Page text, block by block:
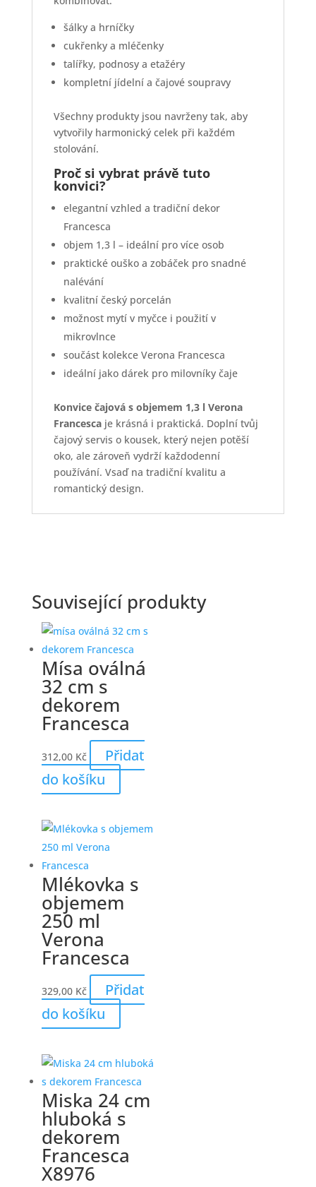
šálky a hrníčky
cukřenky a mléčenky
talířky, podnosy a etažéry
kompletní jídelní a čajové soupravy
Všechny produkty jsou navrženy tak, aby
vytvořily harmonický celek při každém
stolování.
Proč si vybrat právě tuto
konvici?
elegantní vzhled a tradiční dekor
Francesca
objem 1,3 l – ideální pro více osob
praktické ouško a zobáček pro snadné
nalévání
kvalitní český porcelán
možnost mytí v myčce i použití v
mikrovlnce
součást kolekce Verona Francesca
ideální jako dárek pro milovníky čaje
Konvice čajová s objemem 1,3 l Verona
Francescaje krásná i praktická. Doplní tvůj
čajový servis o kousek, který nejen potěší
oko, ale zároveň vydrží každodenní
používání. Vsaď na tradiční kvalitu a
romantický design.
Související produkty
Mísa oválná
32 cm s
dekorem
Francesca
312,00 Kč
Přidat
do košíku
Mlékovka s
objemem
250 ml
Verona
Francesca
329,00 Kč
Přidat
do košíku
Miska 24 cm
hluboká s
dekorem
Francesca
X8976